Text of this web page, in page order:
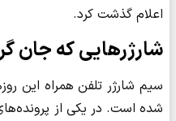
اعلام گذشت کرد.
شارژرهایی که جان
سیم شارژر تلفن همراه این
شده است. در یکی از